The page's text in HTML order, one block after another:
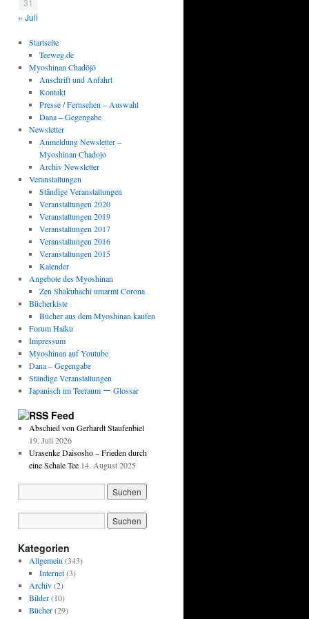
31
« Juli
Startseite
Teeweg.de
Myoshinan Chadōjō
Anschrift und Anfahrt
Kontakt
Presse / Fernsehen – Auswahl
Dana – Gegengabe
Newsletter
Anmeldung Newsletter –
Myoshinan Chadojo
Archiv Newsletter
Veranstaltungen
Ständige Veranstaltungen
Veranstaltungen 2020
Veranstaltungen 2019
Veranstaltungen 2017
Veranstaltungen 2016
Veranstaltungen 2015
Kalender
Angebote des Myoshinan
Zen Shakuhachi umarmt Corona
Bücherkiste
Bücher aus dem Myoshinan kaufen
Forum Haiku
Impressum
Myoshinan auf Youtube
Dana – Gegengabe
Ständige Veranstaltungen
Japanisch im Teeraum ー Glossar
Feed
Abschied von Gerhardt Staufenbiel
19. Juli 2026
Urasenke Daisosho – Frieden durch
eine Schale Tee 14. August 2025
Kategorien
Allgemein (343)
Internet(3)
Archiv(2)
Bilder(10)
Bücher(29)